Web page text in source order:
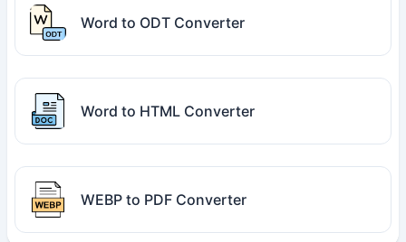
Word to ODT Converter
Word to HTML Converter
WEBP to PDF Converter